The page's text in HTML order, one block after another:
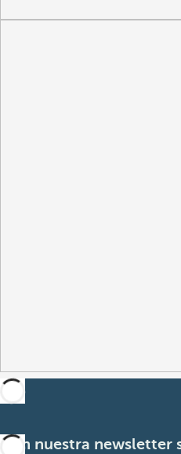
Con nuestra newsletter